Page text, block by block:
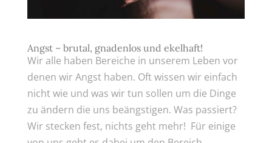
Angst – brutal, gnadenlos und ekelhaft!
Wir alle haben Bereiche in unserem Leben vor
denen wir Angst haben. Oft wissen wir einfach
nicht wie und was wir tun sollen um die Dinge
zu ändern die uns beängstigen. Was passiert?
Wir stecken fest, nichts geht mehr! Für einige